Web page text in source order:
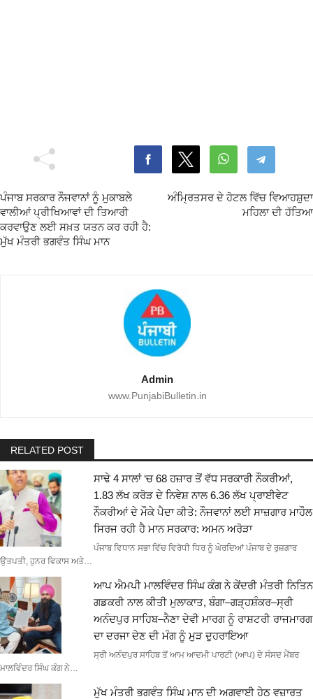
ਪੰਜਾਬ ਸਰਕਾਰ ਨੌਜਵਾਨਾਂ ਨੂੰ ਮੁਕਾਬਲੇ
ਵਾਲੀਆਂ ਪ੍ਰੀਖਿਆਵਾਂ ਦੀ ਤਿਆਰੀ
ਕਰਵਾਉਣ ਲਈ ਸਖ਼ਤ ਯਤਨ ਕਰ ਰਹੀ ਹੈ:
ਮੁੱਖ ਮੰਤਰੀ ਭਗਵੰਤ ਸਿੰਘ ਮਾਨ
ਅੰਮ੍ਰਿਤਸਰ ਦੇ ਹੋਟਲ ਵਿੱਚ ਵਿਆਹਸ਼ੁਦਾ
ਮਹਿਲਾ ਦੀ ਹੱਤਿਆ
Admin
www.PunjabiBulletin.in
RELATED POST
ਸਾਢੇ 4 ਸਾਲਾਂ ‘ਚ 68 ਹਜ਼ਾਰ ਤੋਂ ਵੱਧ ਸਰਕਾਰੀ ਨੌਕਰੀਆਂ,
1.83 ਲੱਖ ਕਰੋੜ ਦੇ ਨਿਵੇਸ਼ ਨਾਲ 6.36 ਲੱਖ ਪ੍ਰਾਈਵੇਟ
ਨੌਕਰੀਆਂ ਦੇ ਮੌਕੇ ਪੈਦਾ ਕੀਤੇ: ਨੌਜਵਾਨਾਂ ਲਈ ਸਾਜ਼ਗਾਰ ਮਾਹੌਲ
ਸਿਰਜ ਰਹੀ ਹੈ ਮਾਨ ਸਰਕਾਰ: ਅਮਨ ਅਰੋੜਾ
ਪੰਜਾਬ ਵਿਧਾਨ ਸਭਾ ਵਿੱਚ ਵਿਰੋਧੀ ਧਿਰ ਨੂੰ ਘੇਰਦਿਆਂ ਪੰਜਾਬ ਦੇ ਰੁਜ਼ਗਾਰ
ਉਤਪਤੀ, ਹੁਨਰ ਵਿਕਾਸ ਅਤੇ…
ਆਪ ਐਮਪੀ ਮਾਲਵਿੰਦਰ ਸਿੰਘ ਕੰਗ ਨੇ ਕੇਂਦਰੀ ਮੰਤਰੀ ਨਿਤਿਨ
ਗਡਕਰੀ ਨਾਲ ਕੀਤੀ ਮੁਲਾਕਾਤ, ਬੰਗਾ–ਗੜ੍ਹਸ਼ੰਕਰ–ਸ੍ਰੀ
ਅਨੰਦਪੁਰ ਸਾਹਿਬ–ਨੈਣਾ ਦੇਵੀ ਮਾਰਗ ਨੂੰ ਰਾਸ਼ਟਰੀ ਰਾਜਮਾਰਗ
ਦਾ ਦਰਜਾ ਦੇਣ ਦੀ ਮੰਗ ਨੂੰ ਮੁੜ ਦੁਹਰਾਇਆ
ਸ੍ਰੀ ਅਨੰਦਪੁਰ ਸਾਹਿਬ ਤੋਂ ਆਮ ਆਦਮੀ ਪਾਰਟੀ (ਆਪ) ਦੇ ਸੰਸਦ ਮੈਂਬਰ
ਮਾਲਵਿੰਦਰ ਸਿੰਘ ਕੰਗ ਨੇ…
ਮੁੱਖ ਮੰਤਰੀ ਭਗਵੰਤ ਸਿੰਘ ਮਾਨ ਦੀ ਅਗਵਾਈ ਹੇਠ ਵਜ਼ਾਰਤ